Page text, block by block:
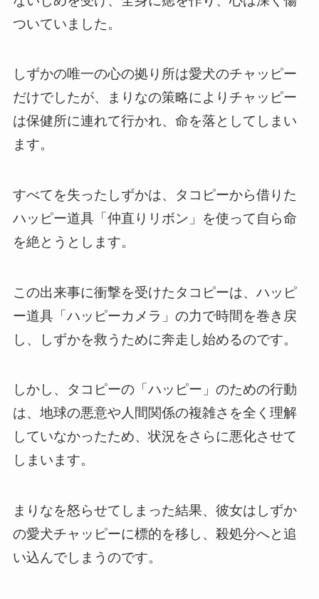
ついていました。
しずかの唯一の心の拠り所は愛犬のチャッピー
だけでしたが、まりなの策略によりチャッピー
は保健所に連れて行かれ、命を落としてしまい
ます。
すべてを失ったしずかは、タコピーから借りた
ハッピー道具「仲直りリボン」を使って自ら命
を絶とうとします。
この出来事に衝撃を受けたタコピーは、ハッピ
ー道具「ハッピーカメラ」の力で時間を巻き戻
し、しずかを救うために奔走し始めるのです。
しかし、タコピーの「ハッピー」のための行動
は、地球の悪意や人間関係の複雑さを全く理解
していなかったため、状況をさらに悪化させて
しまいます。
まりなを怒らせてしまった結果、彼女はしずか
の愛犬チャッピーに標的を移し、殺処分へと追
い込んでしまうのです。